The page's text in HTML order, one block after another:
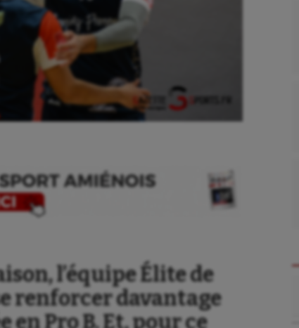
l’équipe Élite de
renforcer davantage
Pro B. Et, pour ce